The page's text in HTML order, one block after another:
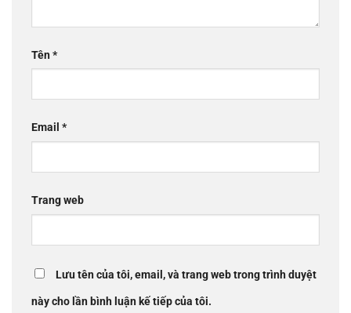
Tên*
Email *
Trang web
Lưu tên của tôi, email, và trang web trong trình duyệt
này cho lần bình luận kế tiếp của tôi.